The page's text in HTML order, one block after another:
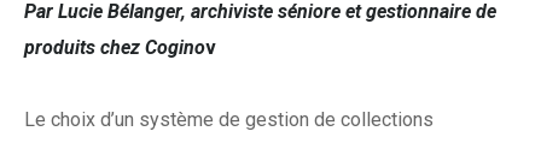
Par Lucie Bélanger, archiviste séniore et gestionnaire de
produits chez Coginov
Le choix d’un système de gestion de collections